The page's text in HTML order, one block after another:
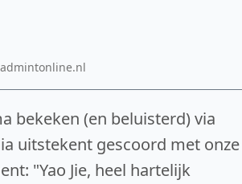
bekeken (en beluisterd) via
uitstekent gescoord met onze
"Yao Jie, heel hartelijk